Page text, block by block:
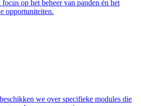
op het beheer van panden én het
opportuniteiten.
we over specifieke modules die